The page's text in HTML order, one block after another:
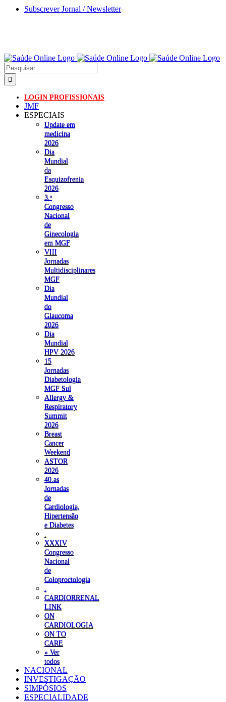
Skip
Subscrever Jornal / Newsletter
Pesquisar
LOGIN PROFISSIONAIS
JMF
ESPECIAIS
Update em
medicina
2026
Dia
Mundial
da
Esquizofrenia
2026
3.ᵒ
Congresso
Nacional
de
Ginecologia
em MGF
VIII
Jornadas
Multidisciplinares
MGF
Dia
Mundial
do
Glaucoma
2026
Dia
Mundial
HPV 2026
15
Jornadas
Diabetologia
MGF Sul
Allergy &
Respiratory
Summit
2026
Breast
Cancer
Weekend
ASTOR
2026
40.as
Jornadas
de
Cardiologia,
Hipertensão
e Diabetes
XXXIV
Congresso
Nacional
de
Coloproctologia
CARDIORRENAL
LINK
ON
CARDIOLOGIA
ON TO
CARE
» Ver
todos
NACIONAL
INVESTIGAÇÃO
SIMPÓSIOS
ESPECIALIDADE